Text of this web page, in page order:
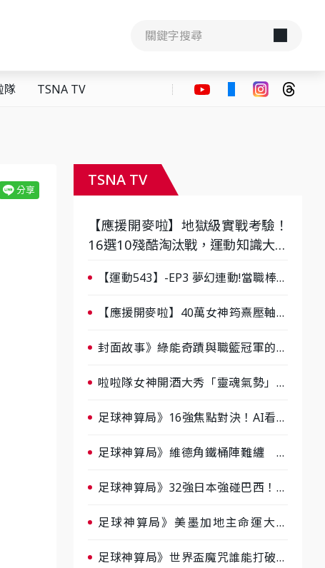
隊 TSNA TV
TSNA TV
【應援開麥啦】地獄級實戰考驗！
16選10殘酷淘汰戰，運動知識大會
【運動543】-EP3 夢幻連動!當職棒傳
【應援開麥啦】40萬女神筠熹壓軸！
比一個會-ep2
封面故事》綠能奇蹟與職籃冠軍的背
事》大談「心酸創業學」
啦啦隊女神開酒大秀「靈魂氣勢」！
大過招
足球神算局》16強焦點對決！AI看好
足球神算局》維德角鐵桶陣難纏 阿
足球神算局》32強日本強碰巴西！AI
爆冷
足球神算局》美墨加地主命運大解
足球神算局》世界盃魔咒誰能打破？